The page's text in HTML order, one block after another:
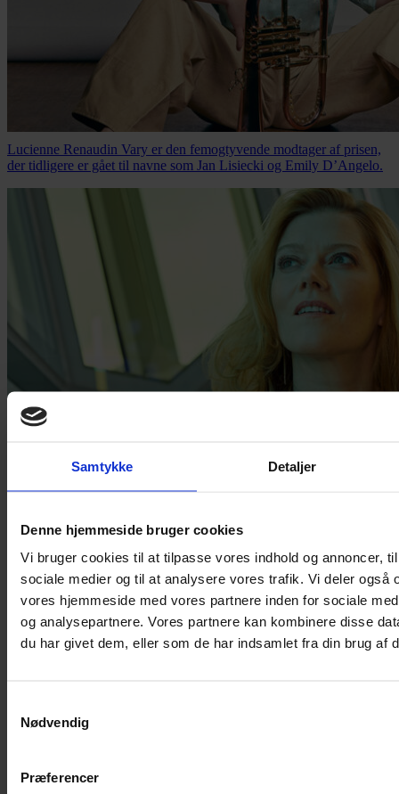
Samtykke Detaljer
Denne hjemmeside bruger cookies
Vi bruger cookies til at tilpasse vores indhold og annoncer,
sociale medier og til at analysere vores trafik. Vi deler også
vores hjemmeside med vores partnere inden for sociale
og analysepartnere. Vores partnere kan kombinere disse
du har givet dem, eller som de har indsamlet fra din brug af
Nødvendig
Præferencer
Barfodet trompetist får årets Leonard Bernstein Award
Lucienne Renaudin Vary er den femogtyvende modtager af prisen,
der tidligere er gået til navne som Jan Lisiecki og Emily D’Angelo.
Nyhed
Barbara Hannigan tager over i Reykjavík
Med Hannigans tiltrædelse bliver Iceland Symphony Orchestra det
første orkester i verden til at have to kvindelige chefdirigenter i streg.